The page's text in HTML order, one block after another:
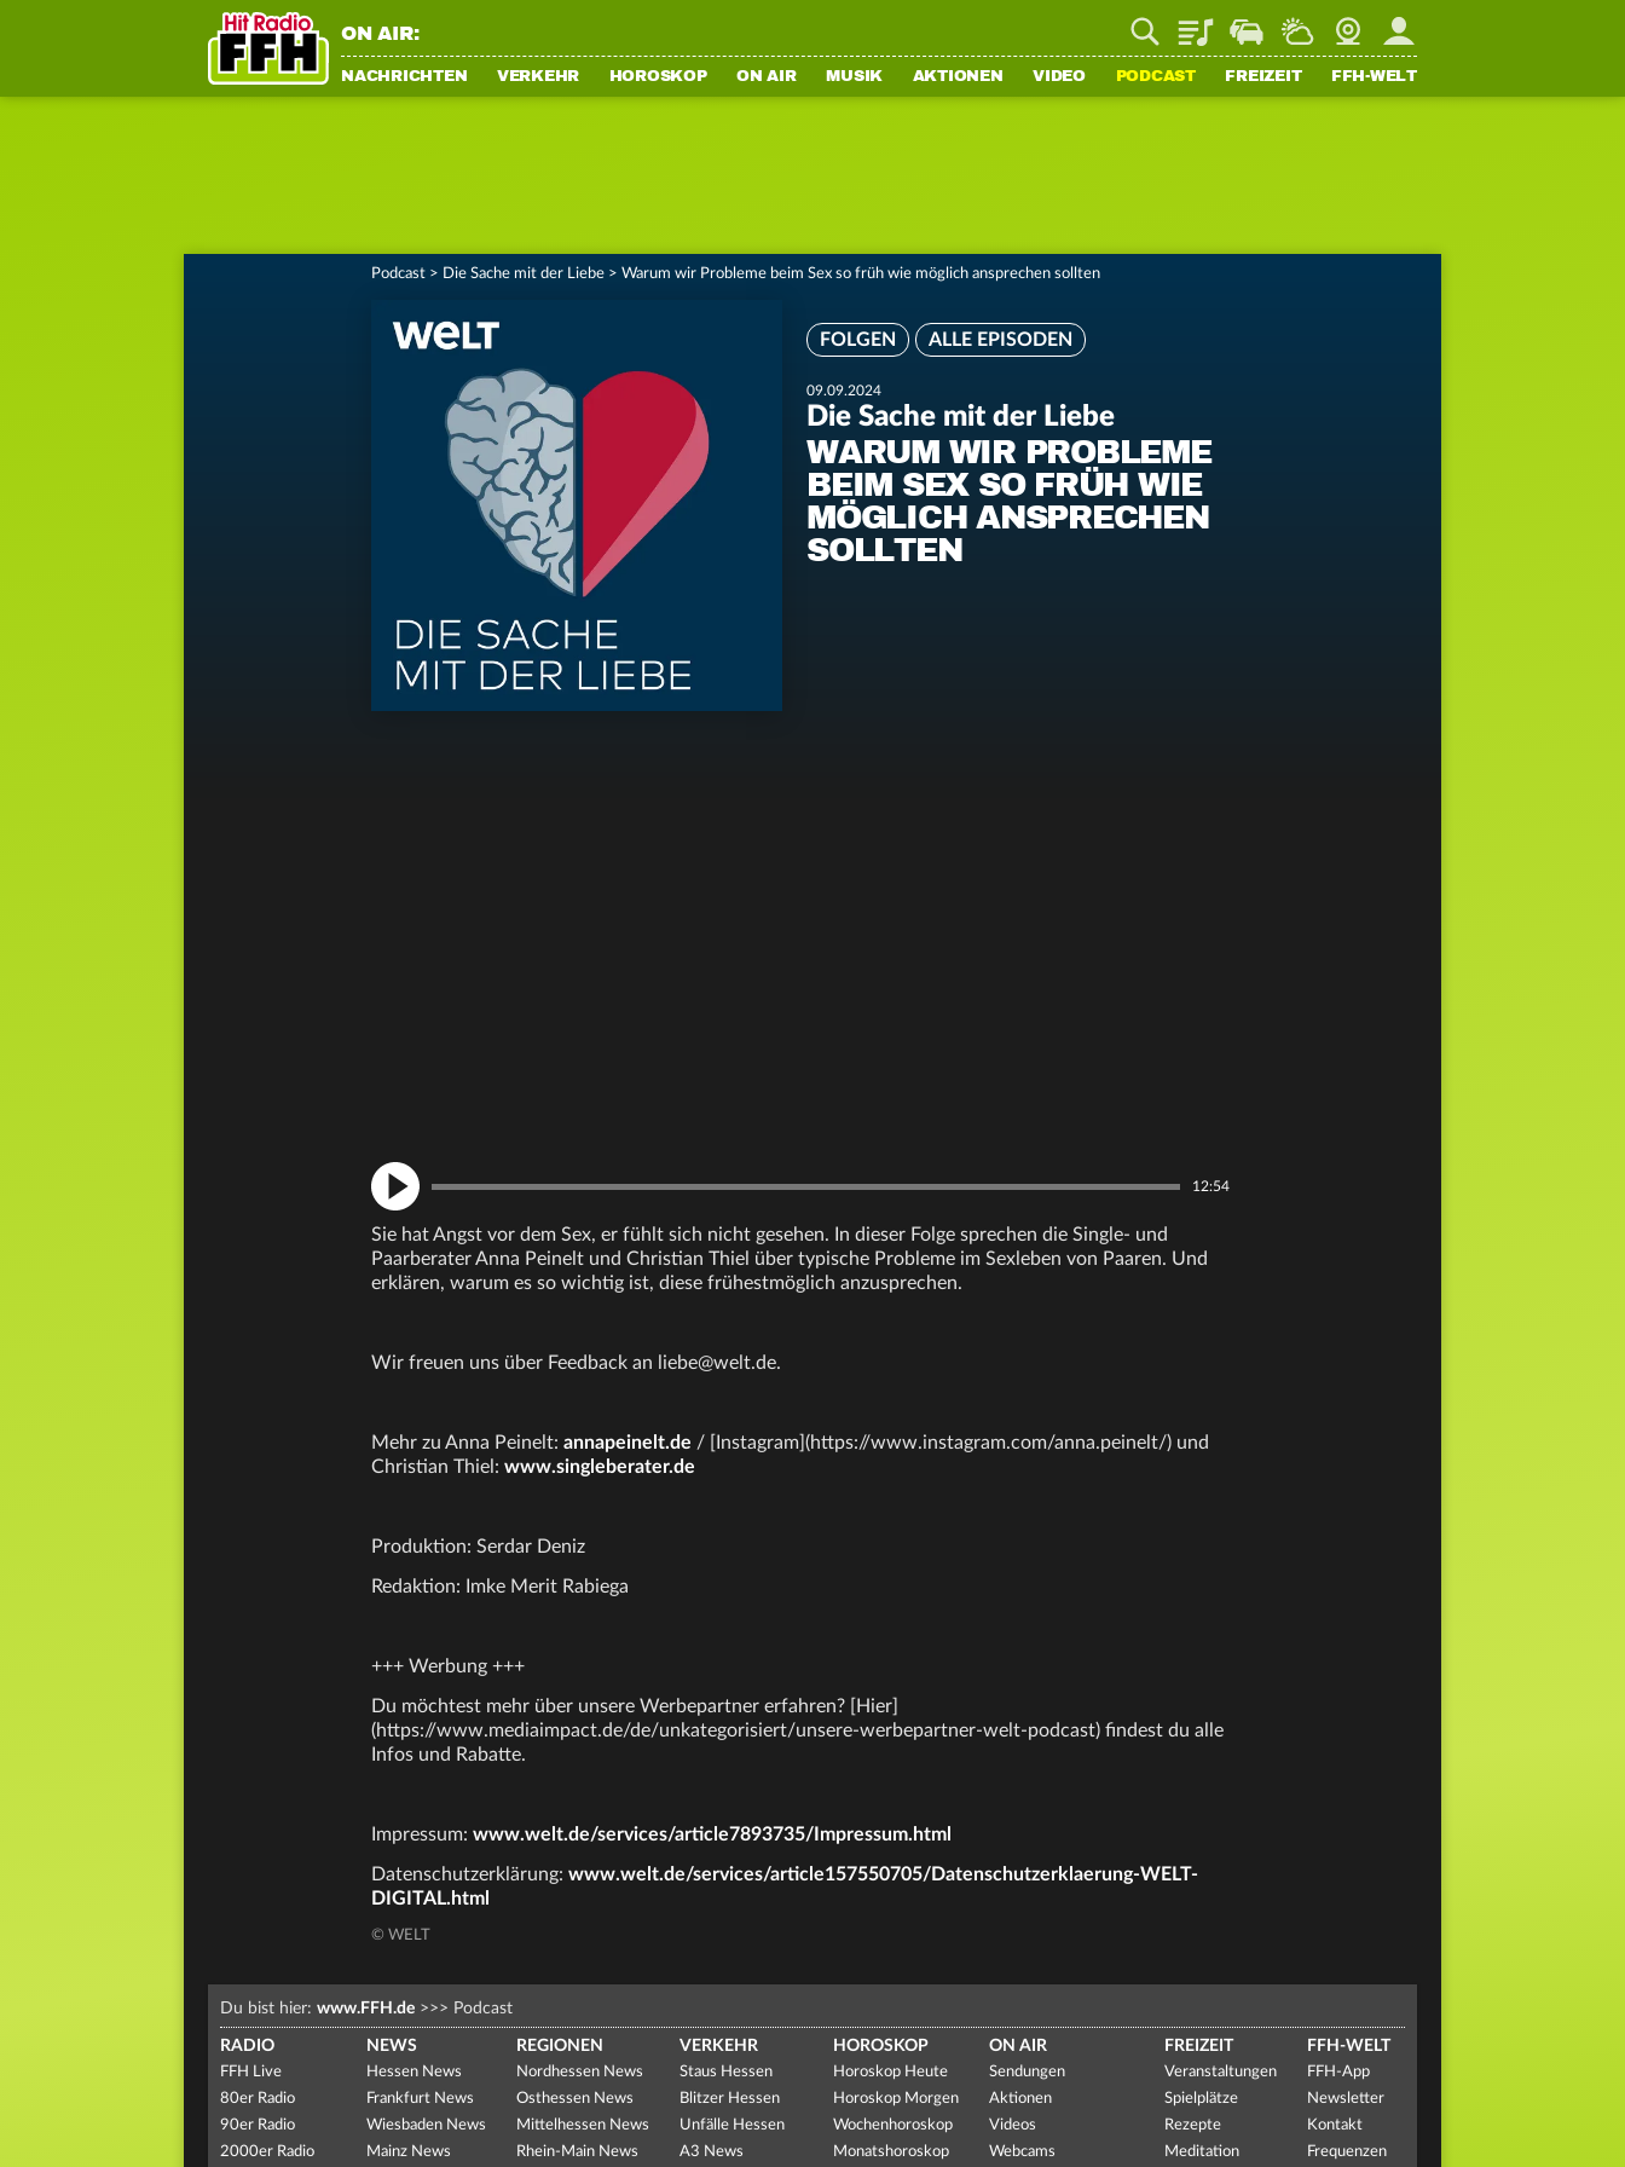
ON AIR: PlaylistStaupilotWetterWebcamMein FFH
NACHRICHTEN VERKEHR HOROSKOP ON AIR MUSIK AKTIONEN VIDEO PODCAST FREIZEIT FFH-WELT
Podcast > Die Sache mit der Liebe > Warum wir Probleme beim Sex so früh wie möglich ansprechen sollten
FOLGEN ALLE EPISODEN
09.09.2024
Die Sache mit der Liebe
WARUM WIR PROBLEME
BEIM SEX SO FRÜH WIE
MÖGLICH ANSPRECHEN
SOLLTEN
12:54
Sie hat Angst vor dem Sex, er fühlt sich nicht gesehen. In dieser Folge sprechen die Single- und
Paarberater Anna Peinelt und Christian Thiel über typische Probleme im Sexleben von Paaren. Und
erklären, warum es so wichtig ist, diese frühestmöglich anzusprechen.
Wir freuen uns über Feedback an liebe@welt.de.
Mehr zu Anna Peinelt: annapeinelt.de / [Instagram](https://www.instagram.com/anna.peinelt/) und
Christian Thiel: www.singleberater.de
Produktion: Serdar Deniz
Redaktion: Imke Merit Rabiega
+++ Werbung +++
Du möchtest mehr über unsere Werbepartner erfahren? [Hier]
(https://www.mediaimpact.de/de/unkategorisiert/unsere-werbepartner-welt-podcast) findest du alle
Infos und Rabatte.
Impressum: www.welt.de/services/article7893735/Impressum.html
Datenschutzerklärung: www.welt.de/services/article157550705/Datenschutzerklaerung-WELT-
DIGITAL.html
© WELT
Du bist hier: www.FFH.de >>> Podcast
RADIO
FFH Live
80er Radio
90er Radio
2000er Radio
NEWS
Hessen News
Frankfurt News
Wiesbaden News
Mainz News
REGIONEN
Nordhessen News
Osthessen News
Mittelhessen News
Rhein-Main News
VERKEHR
Staus Hessen
Blitzer Hessen
Unfälle Hessen
A3 News
HOROSKOP
Horoskop Heute
Horoskop Morgen
Wochenhoroskop
Monatshoroskop
ON AIR
Sendungen
Aktionen
Videos
Webcams
FREIZEIT
Veranstaltungen
Spielplätze
Rezepte
Meditation
FFH-WELT
FFH-App
Newsletter
Kontakt
Frequenzen